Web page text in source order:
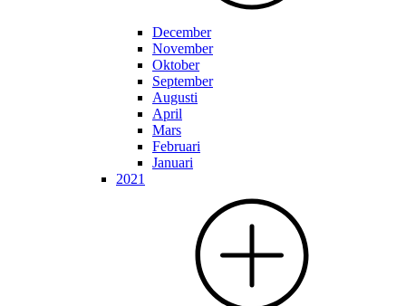
December
November
Oktober
September
Augusti
April
Mars
Februari
Januari
2021